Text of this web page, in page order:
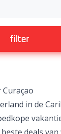
in de